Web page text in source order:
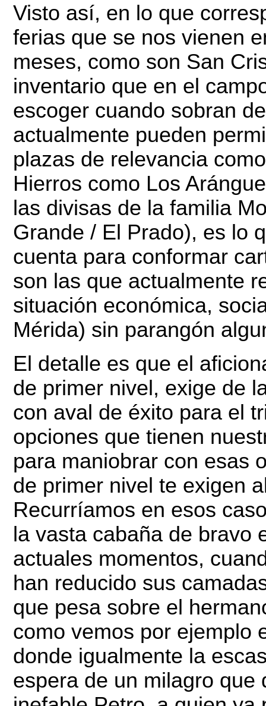
Visto así, en lo que
ferias que se nos vienen
meses, como son San
inventario que en el
escoger cuando sobran
actualmente pueden
plazas de relevancia
Hierros como Los
las divisas de la familia
Grande / El Prado), es lo
cuenta para conformar
son las que actualmente
situación económica,
Mérida) sin parangón
El detalle es que el
de primer nivel, exige de
con aval de éxito para el
opciones que tienen
para maniobrar con esas
de primer nivel te exigen
Recurríamos en esos
la vasta cabaña de bravo
actuales momentos,
han reducido sus
que pesa sobre el
como vemos por ejemplo
donde igualmente la
espera de un milagro que